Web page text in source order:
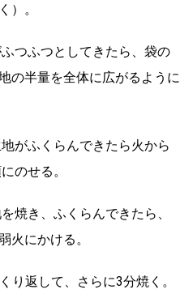
）。
つふつとしてきたら、袋の
の半量を全体に広がるように
がふくらんできたら火から
のせる。
焼き、ふくらんできたら、
火にかける。
り返して、さらに3分焼く。